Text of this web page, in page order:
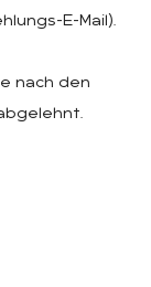
E-Mail).
nach den